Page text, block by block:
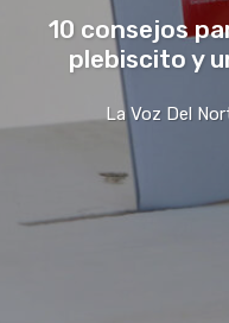
10 consejos
plebiscito y
La Voz Del